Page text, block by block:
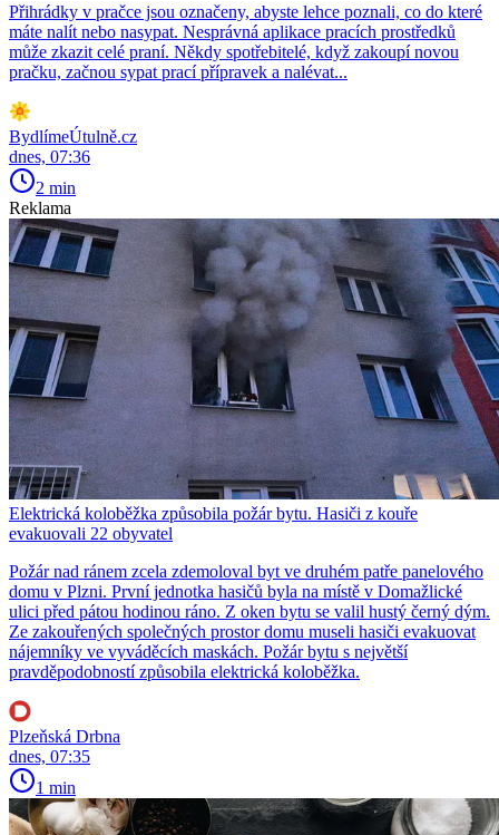
Přihrádky v pračce jsou označeny, abyste lehce poznali, co do které
máte nalít nebo nasypat. Nesprávná aplikace pracích prostředků
může zkazit celé praní. Někdy spotřebitelé, když zakoupí novou
pračku, začnou sypat prací přípravek a nalévat...
BydlímeÚtulně.cz
dnes, 07:36
2 min
Reklama
Elektrická koloběžka způsobila požár bytu. Hasiči z kouře
evakuovali 22 obyvatel
Požár nad ránem zcela zdemoloval byt ve druhém patře panelového
domu v Plzni. První jednotka hasičů byla na místě v Domažlické
ulici před pátou hodinou ráno. Z oken bytu se valil hustý černý dým.
Ze zakouřených společných prostor domu museli hasiči evakuovat
nájemníky ve vyváděcích maskách. Požár bytu s největší
pravděpodobností způsobila elektrická koloběžka.
Plzeňská Drbna
dnes, 07:35
1 min